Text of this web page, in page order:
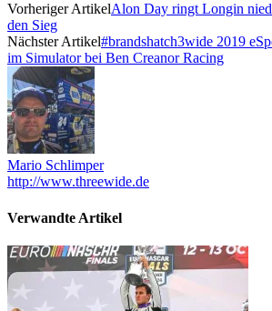
Vorheriger ArtikelAlon Day ringt Longin
den Sieg
Nächster Artikel#brandshatch3wide 2019
im Simulator bei Ben Creanor Racing
Mario Schlimper
http://www.threewide.de
Verwandte Artikel